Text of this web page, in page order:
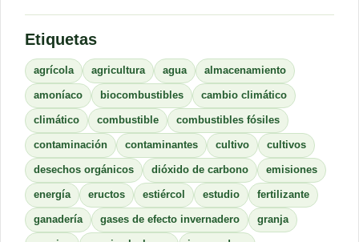
Etiquetas
agrícola agricultura agua almacenamiento
amoníaco biocombustibles cambio climático
climático combustible combustibles fósiles
contaminación contaminantes cultivo cultivos
desechos orgánicos dióxido de carbono emisiones
energía eructos estiércol estudio fertilizante
ganadería gases de efecto invernadero granja